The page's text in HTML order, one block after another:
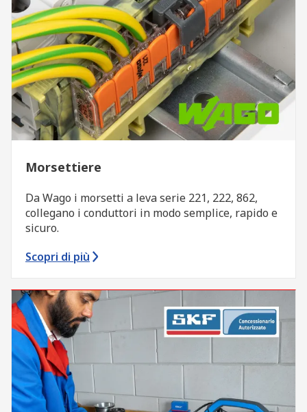
Morsettiere
Da Wago i morsetti a leva serie 221, 222, 862,
collegano i conduttori in modo semplice, rapido e
sicuro.
Scopri di più